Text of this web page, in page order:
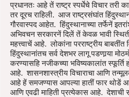
प्रधानतः आहे तें राष्ट्र स्पर्धेचे विचार तरी
तर दूरच राहिली. आज राष्ट्रसंघांत
गौरवास्पद आहेत. हिंदुस्थानाच्या तर्फेनें
अभिवचन सरकारनें दिलें तें केवळ भावी
महत्त्वाचें आहे. लोकांना परराष्ट्रीय
हिंदुस्थानांतच सर्व देशभर लागू पडणार्‍या
करण्यासहि नजीकच्या भविष्यकालांत स्फूर्ति
आहे. शासनशास्त्रीय विचाराचा आणि
आहे हें समजण्यास आपल्या हातीं फार थोडें
आणि एवढी माहिती प्रत्येकास आहे. देशाची